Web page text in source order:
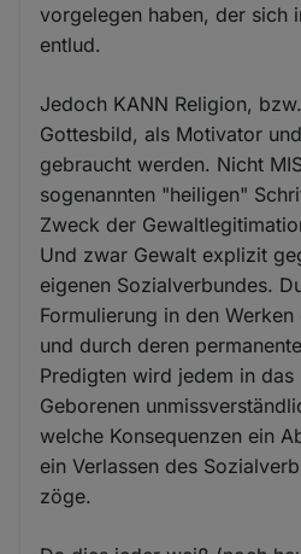
vorgelegen haben, der sich
entlud.
Jedoch KANN Religion,
Gottesbild, als Motivator
gebraucht werden. Nicht
sogenannten "heiligen"
Zweck der
Und zwar Gewalt explizit
eigenen Sozialverbundes.
Formulierung in den
und durch deren
Predigten wird jedem in das
Geborenen
welche Konsequenzen ein
ein Verlassen des
zöge.